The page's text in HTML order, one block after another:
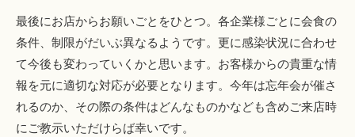
最後にお店からお願いごとをひとつ。各企業様ごとに会食の
条件、制限がだいぶ異なるようです。更に感染状況に合わせ
て今後も変わっていくかと思います。お客様からの貴重な情
報を元に適切な対応が必要となります。今年は忘年会が催さ
れるのか、その際の条件はどんなものかなども含めご来店時
にご教示いただけらば幸いです。